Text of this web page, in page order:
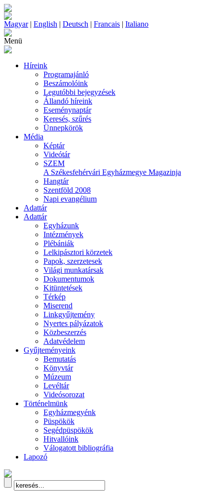
Magyar| English | Deutsch | Francais | Italiano
Menü
Híreink
Programajánló
Beszámolóink
Legutóbbi bejegyzések
Állandó híreink
Eseménynaptár
Keresés, szűrés
Ünnepkörök
Média
Képtár
Videótár
SZEM
A Székesfehérvári Egyházmegye Magazinja
Hangtár
Szentföld 2008
Napi evangélium
Adattár
Adattár
Egyházunk
Intézmények
Plébániák
Lelkipásztori körzetek
Papok, szerzetesek
Világi munkatársak
Dokumentumok
Kitüntetések
Térkép
Miserend
Linkgyűjtemény
Nyertes pályázatok
Közbeszerzés
Adatvédelem
Gyűjteményeink
Bemutatás
Könyvtár
Múzeum
Levéltár
Videósorozat
Történelmünk
Egyházmegyénk
Püspökök
Segédpüspökök
Hitvallóink
Válogatott bibliográfia
Lapozó